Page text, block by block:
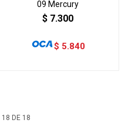
09 Mercury
$ 7.300
$ 5.840
18 DE 18